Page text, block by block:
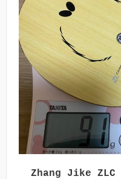
Zhang Jike ZLC（